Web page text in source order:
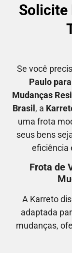
Solicite
Se você
Paulo
Mudanças
Brasil , a
uma frota
seus bens
eficiência
Frota de
A Karreto
adaptada
mudanças,